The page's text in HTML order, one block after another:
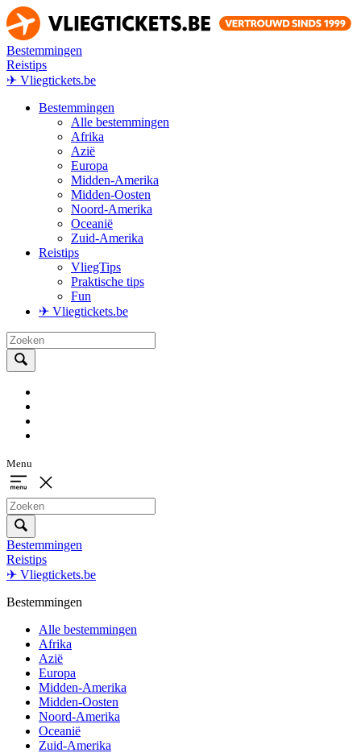
Bestemmingen
Reistips
✈ Vliegtickets.be
Bestemmingen
Alle bestemmingen
Afrika
Azië
Europa
Midden-Amerika
Midden-Oosten
Noord-Amerika
Oceanië
Zuid-Amerika
Reistips
VliegTips
Praktische tips
Fun
✈ Vliegtickets.be
Menu
Bestemmingen
Reistips
✈ Vliegtickets.be
Bestemmingen
Alle bestemmingen
Afrika
Azië
Europa
Midden-Amerika
Midden-Oosten
Noord-Amerika
Oceanië
Zuid-Amerika